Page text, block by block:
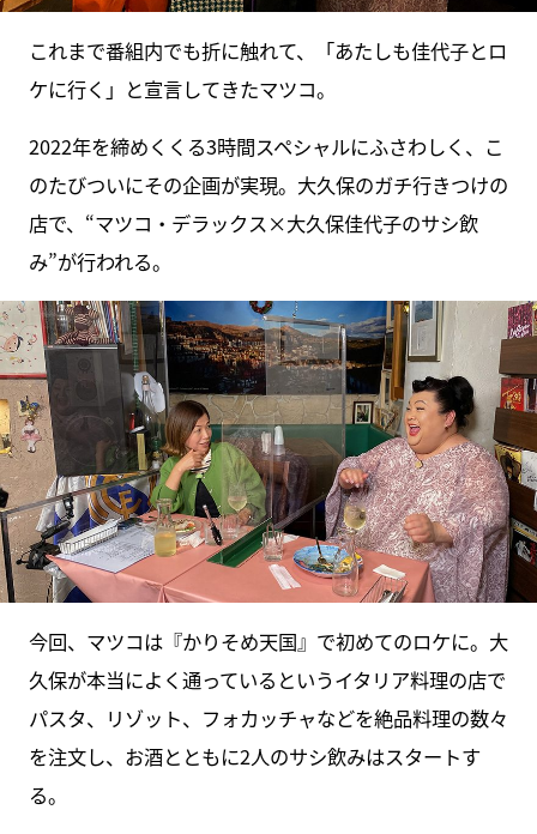
これまで番組内でも折に触れて、「あたしも佳代子とロ
ケに行く」と宣言してきたマツコ。
2022年を締めくくる3時間スペシャルにふさわしく、こ
のたびついにその企画が実現。大久保のガチ行きつけの
店で、“マツコ・デラックス×大久保佳代子のサシ飲
み”が行われる。
今回、マツコは『かりそめ天国』で初めてのロケに。大
久保が本当によく通っているというイタリア料理の店で
パスタ、リゾット、フォカッチャなどを絶品料理の数々
を注文し、お酒とともに2人のサシ飲みはスタートす
る。